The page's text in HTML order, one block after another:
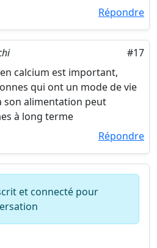
Répondre
#17
calcium est important,
qui ont un mode de vie
son alimentation peut
à long terme
Répondre
et connecté pour